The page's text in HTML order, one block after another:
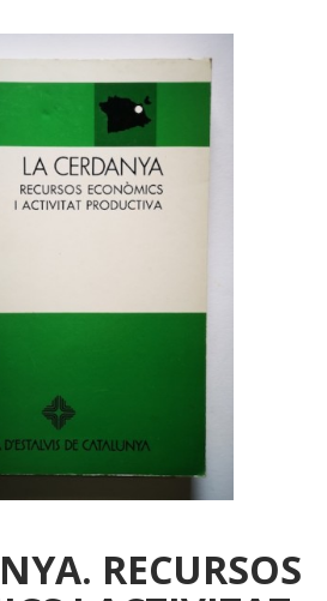
RECURSOS